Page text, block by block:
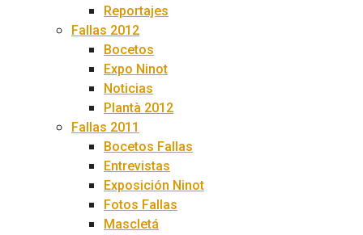
Reportajes
Fallas 2012
Bocetos
Expo Ninot
Noticias
Plantà 2012
Fallas 2011
Bocetos Fallas
Entrevistas
Exposición Ninot
Fotos Fallas
Mascletá